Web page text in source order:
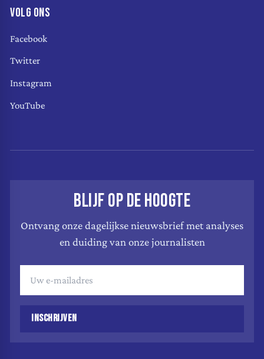
VOLG ONS
Facebook
Twitter
Instagram
YouTube
BLIJF OP DE HOOGTE
Ontvang onze dagelijkse nieuwsbrief met analyses
en duiding van onze journalisten
INSCHRIJVEN